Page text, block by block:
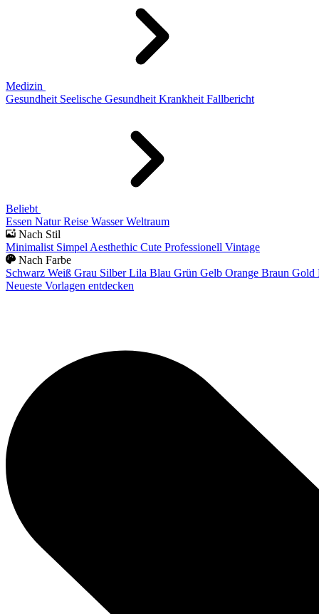
Medizin
Gesundheit Seelische Gesundheit Krankheit Fallbericht
Beliebt
Essen Natur Reise Wasser Weltraum
Nach Stil
Minimalist Simpel Aesthethic Cute Professionell Vintage
Nach Farbe
Schwarz Weiß Grau Silber Lila Blau Grün Gelb Orange Braun Gold
Neueste Vorlagen entdecken